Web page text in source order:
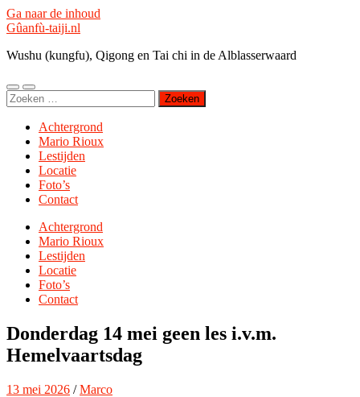
Ga naar de inhoud
Gûanfù-taiji.nl
Wushu (kungfu), Qigong en Tai chi in de Alblasserwaard
Toggle
mobiel
Toggle
zoekveld
Zoeken
naar:
Achtergrond
Mario Rioux
Lestijden
Locatie
Foto’s
Contact
Achtergrond
Mario Rioux
Lestijden
Locatie
Foto’s
Contact
Donderdag 14 mei geen les i.v.m.
Hemelvaartsdag
13 mei 2026 /Marco